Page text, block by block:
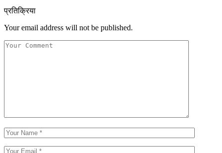
प्रतिक्रिया
Your email address will not be published.